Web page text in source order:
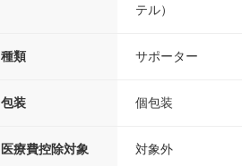
テル）
種類 サポーター
包装 個包装
医療費控除対象 対象外